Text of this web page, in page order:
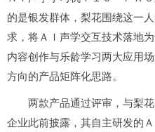
的是银发群体，梨花围绕这一
求，将ＡＩ声学交互技术落地
内容创作与乐龄学习两大应用
方向的产品矩阵化思路。
两款产品通过评审，与梨
企业此前披露，其自主研发的